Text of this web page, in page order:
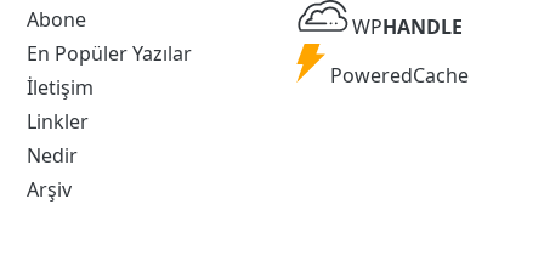
Abone
En Popüler Yazılar
İletişim
Linkler
Nedir
Arşiv
WP
Handle
WPHANDLE
Powered
PoweredCache